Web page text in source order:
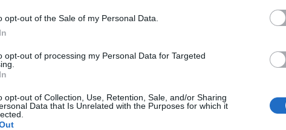
opt-out of the Sale of my Personal Data.
opt-out of processing my Personal Data for Targeted
opt-out of Collection, Use, Retention, Sale, and/or Sharing
Data that Is Unrelated with the Purposes for which it